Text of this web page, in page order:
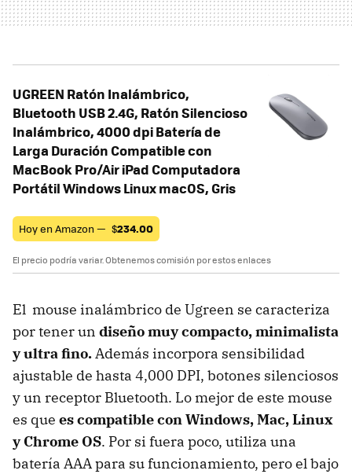
UGREEN Ratón Inalámbrico,
Bluetooth USB 2.4G, Ratón Silencioso
Inalámbrico, 4000 dpi Batería de
Larga Duración Compatible con
MacBook Pro/Air iPad Computadora
Portátil Windows Linux macOS, Gris
Hoy en Amazon — $234.00
El precio podría variar. Obtenemos comisión por estos enlaces
El mouse inalámbrico de Ugreen se caracteriza
por tener un diseño muy compacto, minimalista
y ultra fino.Además incorpora sensibilidad
ajustable de hasta 4,000 DPI, botones silenciosos
y un receptor Bluetooth. Lo mejor de este mouse
es que es compatible con Windows, Mac, Linux
y Chrome OS. Por si fuera poco, utiliza una
batería AAA para su funcionamiento, pero el bajo